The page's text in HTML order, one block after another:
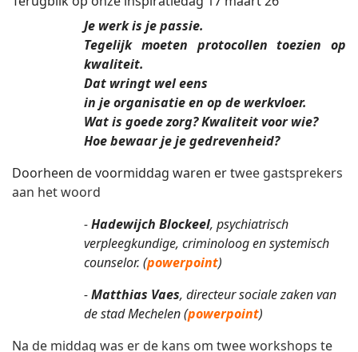
Je werk is je passie.
Tegelijk moeten protocollen toezien op
kwaliteit.
Dat wringt wel eens
in je organisatie en op de werkvloer.
Wat is goede zorg? Kwaliteit voor wie?
Hoe bewaar je je gedrevenheid?
Doorheen de voormiddag waren er twee gastsprekers
aan het woord
-Hadewijch Blockeel, psychiatrisch
verpleegkundige, criminoloog en systemisch
counselor. (powerpoint)
-Matthias Vaes, directeur sociale zaken van
de stad Mechelen (powerpoint)
Na de middag was er de kans om twee workshops te